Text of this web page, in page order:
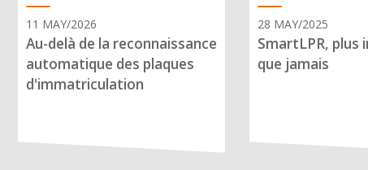
11 MAY/2026
Au-delà de la reconnaissance
automatique des plaques
d'immatriculation
28 MAY/2025
SmartLPR, plus
que jamais